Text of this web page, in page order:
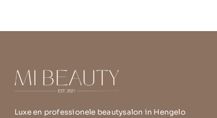
Luxe en professionele beautysalon in Hengelo